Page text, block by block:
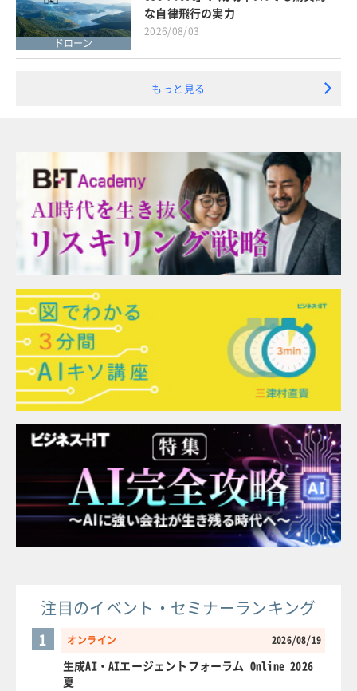
ドローン
な自律飛行の実力
2026/08/03
もっと見る
注目のイベント・セミナーランキング
オンライン 2026/08/19
1
生成AI・AIエージェントフォーラム Online 2026
夏